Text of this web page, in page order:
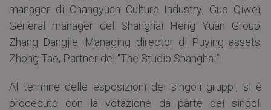
manager di Changyuan Culture Industry; Guo Qiwei,
General manager del Shanghai Heng Yuan Group;
Zhang Dangjle, Managing director di Puying assets;
Zhong Tao, Partner del “The Studio Shanghai”.
Al termine delle esposizioni dei singoli gruppi, si è
proceduto con la votazione da parte dei singoli